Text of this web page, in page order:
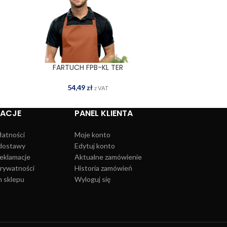
DOWIEDZ SIĘ WIĘCEJ
FARTUCH FPB-KL TER
54,49 zł z VAT
sklepu
PANEL KLIENTA
Moje konto
Edytuj konto
Aktualne zamówienie
Historia zamówień
Wyloguj się